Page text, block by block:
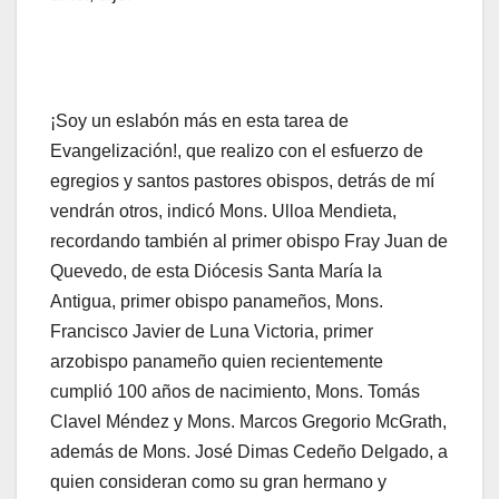
¡Soy un eslabón más en esta tarea de
Evangelización!, que realizo con el esfuerzo de
egregios y santos pastores obispos, detrás de mí
vendrán otros, indicó Mons. Ulloa Mendieta,
recordando también al primer obispo Fray Juan de
Quevedo, de esta Diócesis Santa María la
Antigua, primer obispo panameños, Mons.
Francisco Javier de Luna Victoria, primer
arzobispo panameño quien recientemente
cumplió 100 años de nacimiento, Mons. Tomás
Clavel Méndez y Mons. Marcos Gregorio McGrath,
además de Mons. José Dimas Cedeño Delgado, a
quien consideran como su gran hermano y